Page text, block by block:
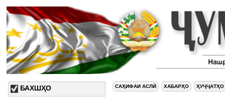
БАХШҲО САҲИФАИ АСЛӢ ХАБАРҲО ҲУҶҶАТҲО